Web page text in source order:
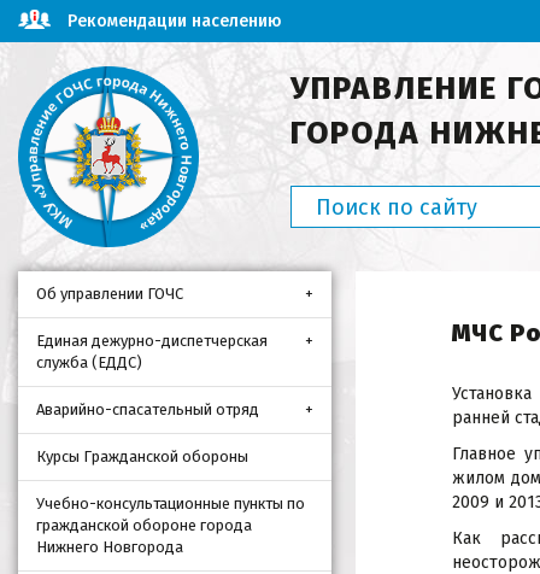
Рекомендации населению
УПРАВЛЕНИЕ
ГОРОДА
Об управлении ГОЧС
Единая дежурно-диспетчерская
служба (ЕДДС)
Аварийно-спасательный отряд
Курсы Гражданской обороны
Учебно-консультационные пункты по
гражданской обороне города
Нижнего Новгорода
МЧС
ранней
Главное
жилом
2009 и
Как